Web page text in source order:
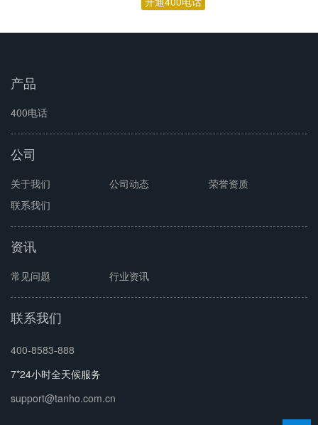
产品
400电话
公司
关于我们 公司动态
荣誉资质
联系我们
资讯
常见问题 行业资讯
联系我们
400-8583-888
7*24小时全天候服务
support@tanho.com.cn